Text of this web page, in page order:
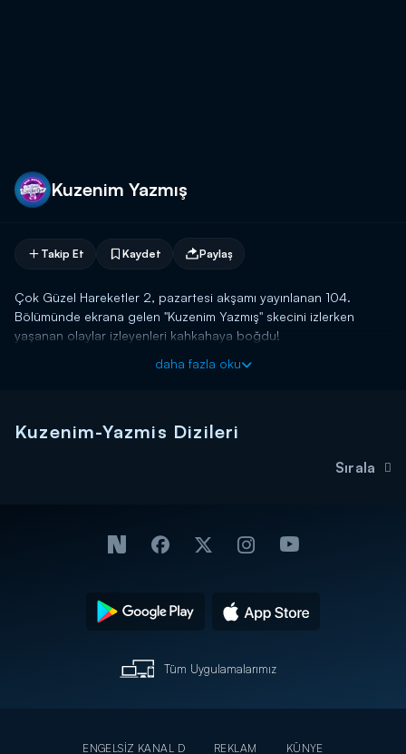
Kuzenim Yazmış
Takip Et Kaydet Paylaş
Çok Güzel Hareketler 2, pazartesi akşamı yayınlanan 104.
Bölümünde ekrana gelen "Kuzenim Yazmış" skecini izlerken
yaşanan olaylar izleyenleri kahkahaya boğdu!
Çok Güzel Hareketler 2, yeni bölümleriyle her pazartesi
daha fazla oku
Kuzenim-Yazmis Dizileri
Sırala
Tüm Uygulamalarımız
ENGELSİZ KANAL D REKLAM KÜNYE